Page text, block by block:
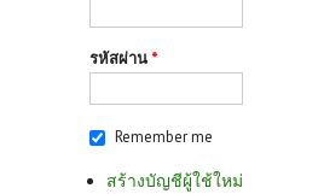
รหัสผ่าน *
Remember me
สร้างบัญชีผู้ใช้ใหม่